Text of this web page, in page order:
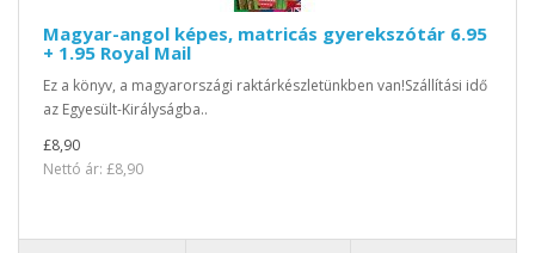
Magyar-angol képes, matricás gyerekszótár 6.95
+ 1.95 Royal Mail
Ez a könyv, a magyarországi raktárkészletünkben van!Szállítási idő
az Egyesült-Királyságba..
£8,90
Nettó ár: £8,90